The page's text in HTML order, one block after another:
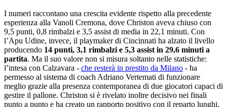
I numeri raccontano una crescita evidente rispetto alla precedente
esperienza alla Vanoli Cremona, dove Christon aveva chiuso con
9,5 punti, 0,8 rimbalzi e 3,5 assist di media in 22,1 minuti. Con
l’Apu Udine, invece, il playmaker di Cincinnati ha alzato il livello
producendo 14 punti, 3,1 rimbalzi e 5,3 assist in 29,6 minuti a
partita. Ma il suo valore non si misura soltanto nelle statistiche:
l’intesa con Calzavara - che resterà in prestito da Milano - ha
permesso al sistema di coach Adriano Vertemati di funzionare
meglio grazie alla presenza contemporanea di due giocatori capaci di
gestire il pallone. Christon si è rivelato inoltre decisivo nei finali
punto a punto e ha creato un rapporto positivo con il reparto lunghi,